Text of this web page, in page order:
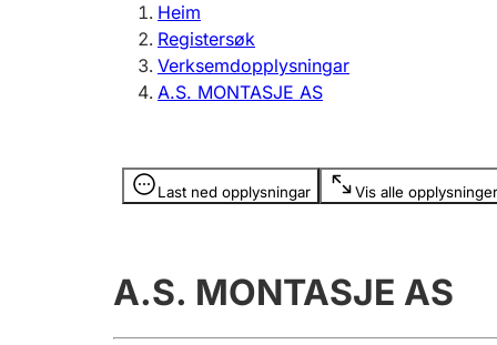
Registrere, endre, slette
Heim
Registersøk
Verksemdopplysningar
A.S. MONTASJE AS
Last ned opplysningar Vis alle opplysninger
Opplysninger er skjult
A.S. MONTASJE AS